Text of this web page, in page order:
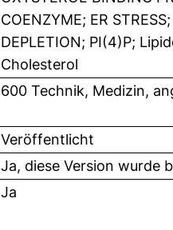
COENZYME; ER
DEPLETION; PI(4)P;
Cholesterol
600 Technik, Medizin,
Veröffentlicht
Ja, diese Version wurde
Ja